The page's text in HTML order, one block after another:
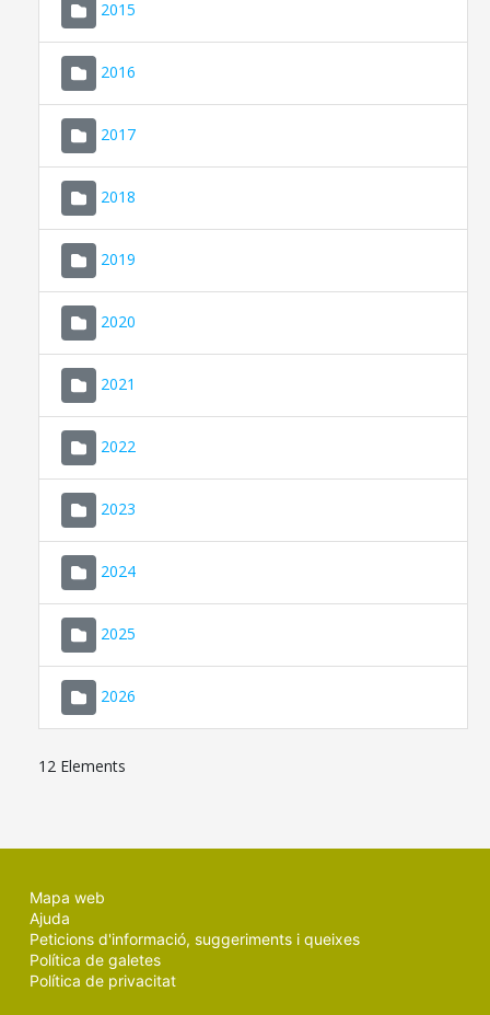
2015
2016
2017
2018
2019
2020
2021
2022
2023
2024
2025
2026
12 Elements
Mapa web
Ajuda
Peticions d'informació, suggeriments i queixes
Política de galetes
Política de privacitat